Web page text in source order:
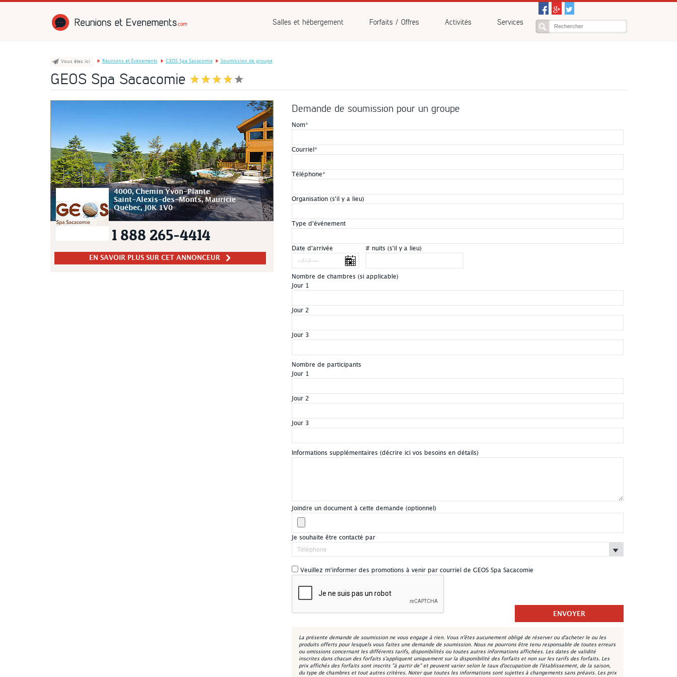
Salles et hébergement Forfaits / Offres Activités Services
Vous êtes ici Réunions et Événements GEOS Spa Sacacomie Soumission de groupe
GEOS Spa Sacacomie
4000, Chemin Yvon-Plante
Saint-Alexis-des-Monts, Mauricie
Québec,J0K 1V0
1 888 265-4414
EN SAVOIR PLUS SUR CET ANNONCEUR
Demande de soumission pour un groupe
Nom*
Courriel *
Téléphone*
Organisation (s'il y a lieu)
Type d'événement
Date d'arrivée # nuits (s'il y a lieu)
Nombre de chambres (si applicable)
Jour 1
Jour 2
Jour 3
Nombre de participants
Jour 1
Jour 2
Jour 3
Informations supplémentaires (décrire ici vos besoins en détails)
Joindre un document à cette demande (optionnel)
Je souhaite être contacté par
Veuillez m'informer des promotions à venir par courriel de GEOS Spa Sacacomie
La présente demande de soumission ne vous engage à rien. Vous n'êtes aucunement obligé de réserver ou d'acheter le ou les
produits offerts pour lesquels vous faites une demande de soumission. Nous ne pourrons être tenu responsable de toutes erreurs
ou omissions concernant les différents tarifs, disponibilités ou toutes autres informations affichées. Les dates de validité
inscrites dans chacun des forfaits s'appliquent uniquement sur la disponibilité des forfaits et non sur les tarifs des forfaits. Les
prix affichés des forfaits sont inscrits "à partir de" et peuvent varier selon le taux d'occupation de l'établissement, de la saison,
du type de chambres et tout autres critères. Noter que toutes les informations sont sujettes à changements sans préavis. Les prix